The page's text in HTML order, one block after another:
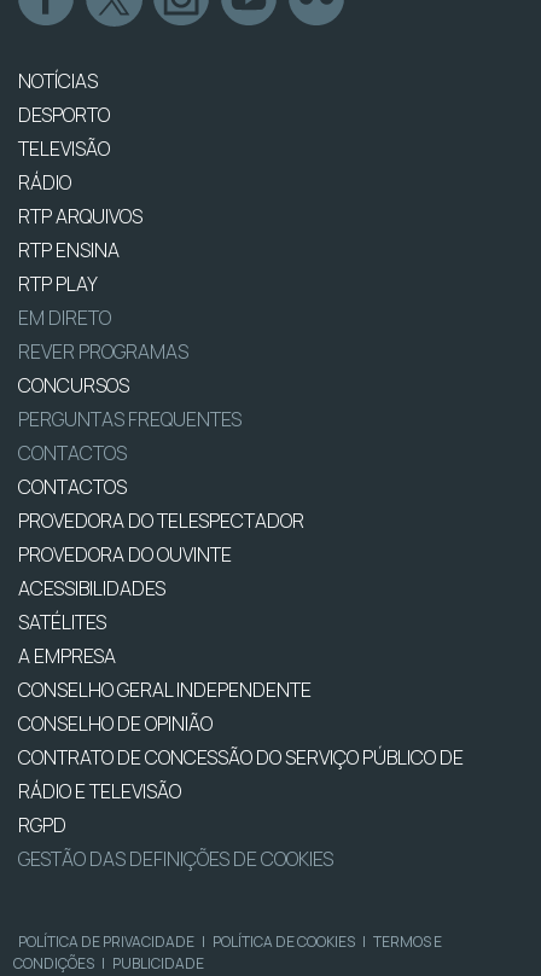
NOTÍCIAS
DESPORTO
TELEVISÃO
RÁDIO
RTP ARQUIVOS
RTP ENSINA
RTP PLAY
EM DIRETO
REVER PROGRAMAS
CONCURSOS
PERGUNTAS FREQUENTES
CONTACTOS
CONTACTOS
PROVEDORA DO TELESPECTADOR
PROVEDORA DO OUVINTE
ACESSIBILIDADES
SATÉLITES
A EMPRESA
CONSELHO GERAL INDEPENDENTE
CONSELHO DE OPINIÃO
CONTRATO DE CONCESSÃO DO SERVIÇO PÚBLICO DE
RÁDIO E TELEVISÃO
RGPD
GESTÃO DAS DEFINIÇÕES DE COOKIES
POLÍTICA DE PRIVACIDADE | POLÍTICA DE COOKIES | TERMOS E
CONDIÇÕES | PUBLICIDADE